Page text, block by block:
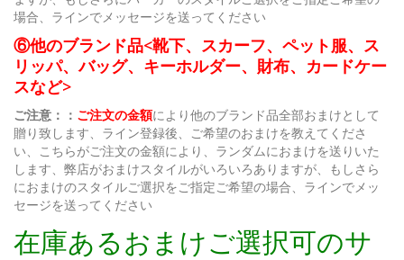
場合、ラインでメッセージを送ってください
⑥他のブランド品<靴下、スカーフ、ペット服、ス
リッパ、バッグ、キーホルダー、財布、カードケー
スなど>
ご注意：： ご注文の金額により他のブランド品全部おまけとして
贈り致します、ライン登録後、ご希望のおまけを教えてくださ
い、こちらがご注文の金額により、ランダムにおまけを送りいた
します、弊店がおまけスタイルがいろいろありますが、もしさら
におまけのスタイルご選択をご指定ご希望の場合、ラインでメッ
セージを送ってください
在庫あるおまけご選択可のサ